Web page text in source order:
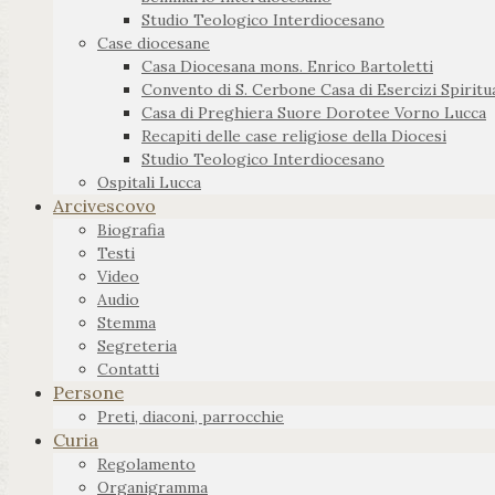
Studio Teologico Interdiocesano
Case diocesane
Casa Diocesana mons. Enrico Bartoletti
Convento di S. Cerbone Casa di Esercizi
Casa di Preghiera Suore Dorotee Vorno Lucca
Recapiti delle case religiose della Diocesi
Studio Teologico Interdiocesano
Ospitali Lucca
Arcivescovo
Biografia
Testi
Video
Audio
Stemma
Segreteria
Contatti
Persone
Preti, diaconi, parrocchie
Curia
Regolamento
Organigramma